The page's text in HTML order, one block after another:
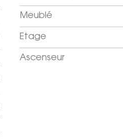
Meublé
Etage
Ascenseur